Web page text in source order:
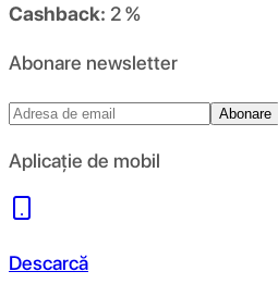
Cashback: 2 %
Abonare newsletter
Abonare
Aplicație de mobil
Descarcă